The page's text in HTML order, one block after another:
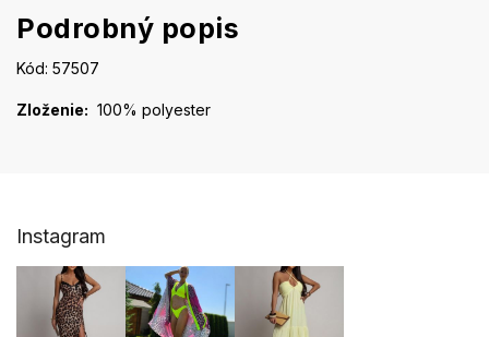
Podrobný popis
Kód: 57507
Zloženie: 100% polyester
Instagram